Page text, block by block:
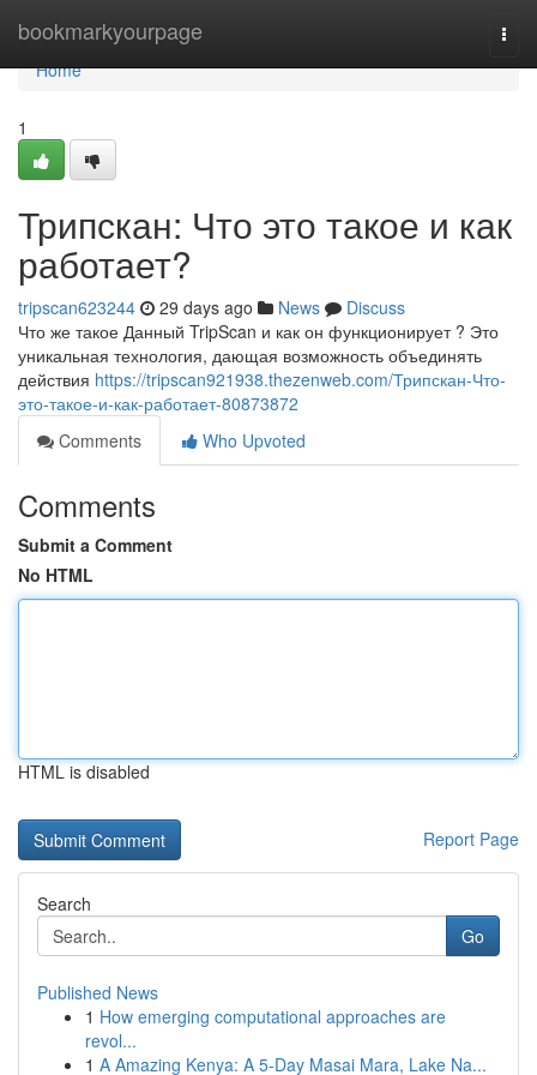
bookmarkyourpage
Home
Home
1
Трипскан: Что это такое и как
работает?
tripscan623244 29 days ago News
Discuss
Что же такое Данный TripScan и как он функционирует ? Это
уникальная технология, дающая возможность объединять
действия https://tripscan921938.thezenweb.com/Трипскан-Что-
это-такое-и-как-работает-80873872
Comments
Who Upvoted
Comments
Submit a Comment
No HTML
HTML is disabled
Report Page
Search
Go
Published News
1 How emerging computational approaches are
revol...
1 A Amazing Kenya: A 5-Day Masai Mara, Lake Na...